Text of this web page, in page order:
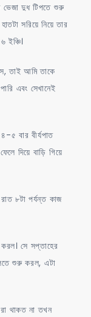
দুধ টিপতে শুরু
সরিয়ে নিয়ে তার
ইঞ্চি।
তাই আমি তাকে
এবং সেখানেই
৫ বার বীর্যপাত
দিয়ে বাড়ি গিয়ে
৮টা পর্যন্ত কাজ
সে সপ্তাহের
শুরু করল, এটা
থাকত না তখন